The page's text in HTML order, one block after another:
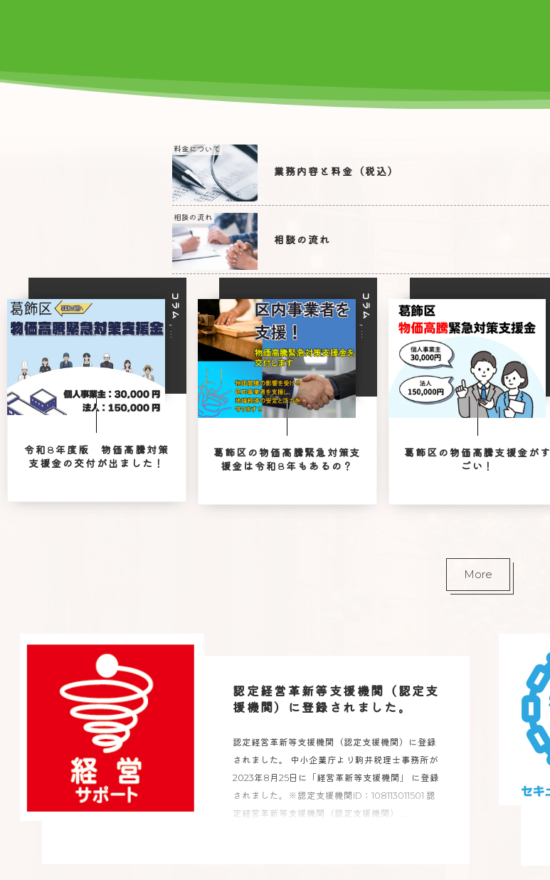
料金について
業務内容と料金（税込）
相談の流れ
相談の流れ
コラム
, …
令和8年度版 物価高騰対策
支援金の交付が出ました！
コラム
, …
葛飾区の物価高騰緊急対策支
援金は令和8年もあるの？
葛飾区の物価高騰支援金がす
ごい！
More
認定経営革新等支援機関（認定支
援機関）に登録されました。
認定経営革新等支援機関（認定支援機関）に登録
されました。 中小企業庁より駒井税理士事務所が
2023年8月25日に「経営革新等支援機関」 に登録
されました。※認定支援機関ID：108113011501 認
定経営革新等支援機関（認定支援機関）...